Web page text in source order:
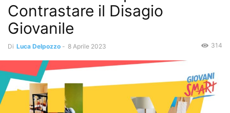
Contrastare il Disagio
Giovanile
Di Luca Delpozzo - 8 Aprile 2023 314